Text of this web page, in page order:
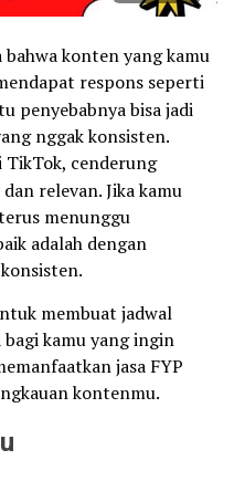
bahwa konten yang kamu
respons seperti
penyebabnya bisa jadi
nggak konsisten.
TikTok, cenderung
relevan. Jika kamu
menunggu
adalah dengan
membuat jadwal
kamu yang ingin
jasa FYP
kontenmu.